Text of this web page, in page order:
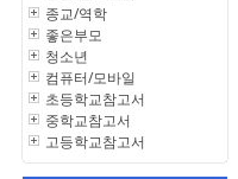
종교/역학
좋은부모
청소년
컴퓨터/모바일
초등학교참고서
중학교참고서
고등학교참고서